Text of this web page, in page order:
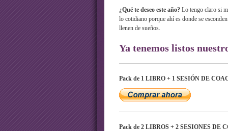
¿Qué te deseo este año?Lo tengo claro si
lo cotidiano porque ahí es donde se
llenen de sueños.
Ya tenemos listos
Pack de 1 LIBRO + 1 SESIÓN DE
Pack de 2 LIBROS + 2 SESIONES DE